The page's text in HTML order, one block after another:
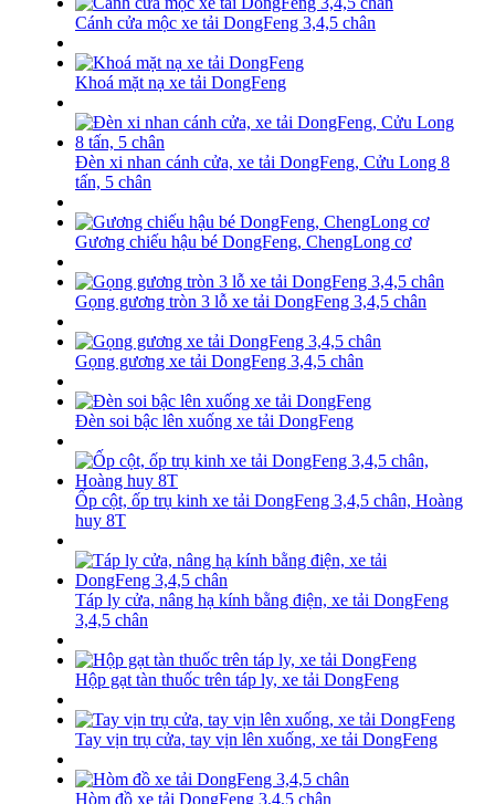
Cánh cửa mộc xe tải DongFeng 3,4,5 chân
Khoá mặt nạ xe tải DongFeng
Đèn xi nhan cánh cửa, xe tải DongFeng, Cửu Long 8
tấn, 5 chân
Gương chiếu hậu bé DongFeng, ChengLong cơ
Gọng gương tròn 3 lỗ xe tải DongFeng 3,4,5 chân
Gọng gương xe tải DongFeng 3,4,5 chân
Đèn soi bậc lên xuống xe tải DongFeng
Ốp cột, ốp trụ kinh xe tải DongFeng 3,4,5 chân, Hoàng
huy 8T
Táp ly cửa, nâng hạ kính bằng điện, xe tải DongFeng
3,4,5 chân
Hộp gạt tàn thuốc trên táp ly, xe tải DongFeng
Tay vịn trụ cửa, tay vịn lên xuống, xe tải DongFeng
Hòm đồ xe tải DongFeng 3,4,5 chân